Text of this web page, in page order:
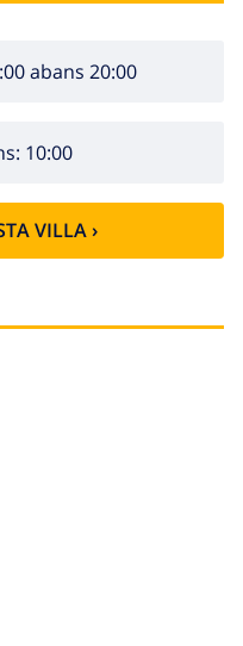
abans 20:00
10:00
VILLA ›